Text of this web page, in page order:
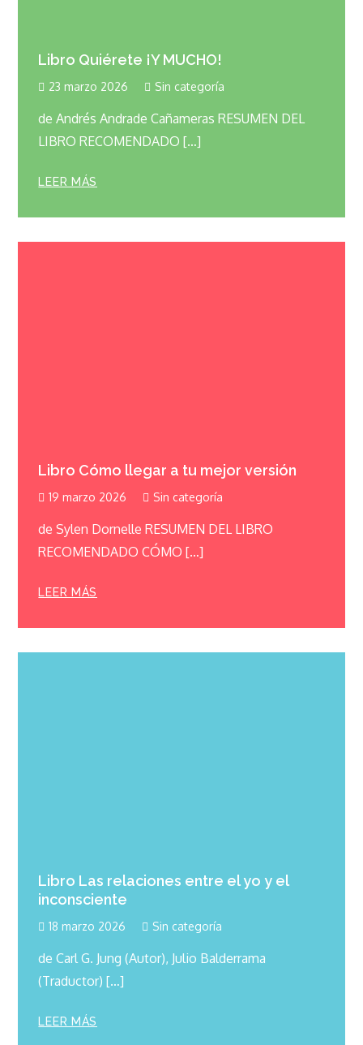
Libro Quiérete ¡Y MUCHO!
23 marzo 2026 Sin categoría
de Andrés Andrade Cañameras RESUMEN DEL
LIBRO RECOMENDADO […]
LEER MÁS
Libro Cómo llegar a tu mejor versión
19 marzo 2026 Sin categoría
de Sylen Dornelle RESUMEN DEL LIBRO
RECOMENDADO CÓMO […]
LEER MÁS
Libro Las relaciones entre el yo y el
inconsciente
18 marzo 2026 Sin categoría
de Carl G. Jung (Autor), Julio Balderrama
(Traductor) […]
LEER MÁS